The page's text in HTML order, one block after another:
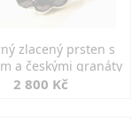
zlacený prsten s
a českými granáty
2 800 Kč